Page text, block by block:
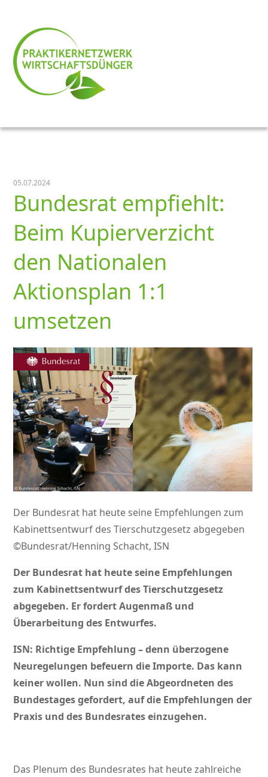
05.07.2024
Bundesrat empfiehlt:
Beim Kupierverzicht
den Nationalen
Aktionsplan 1:1
umsetzen
Der Bundesrat hat heute seine Empfehlungen zum
Kabinettsentwurf des Tierschutzgesetz abgegeben
©Bundesrat/Henning Schacht, ISN
Der Bundesrat hat heute seine Empfehlungen
zum Kabinettsentwurf des Tierschutzgesetz
abgegeben. Er fordert Augenmaß und
Überarbeitung des Entwurfes.
ISN: Richtige Empfehlung – denn überzogene
Neuregelungen befeuern die Importe. Das kann
keiner wollen. Nun sind die Abgeordneten des
Bundestages gefordert, auf die Empfehlungen der
Praxis und des Bundesrates einzugehen.
Das Plenum des Bundesrates hat heute zahlreiche